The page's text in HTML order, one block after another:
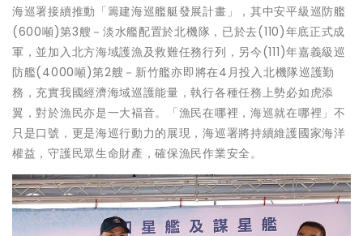
海巡署接續推動「籌建海巡艦艇發展計畫」，其中安平級巡防艦
(600噸)第3艘－淡水艦配置於北機隊，已於去(110)年底正式成
軍，並加入北方海域護漁及救難任務行列，另今(111)年嘉義級巡
防艦(4000噸)第2艘－新竹艦亦即將在4月投入北機隊巡護勤
務，充實我國經濟海域巡護能量，執行各種任務上勢必如虎添
翼，對於漁民亦是一大褔音。「漁民在哪裡，海巡就在哪裡」不
只是口號，更是海巡行動力的展現，海巡署將持續維護國家海洋
權益，守護民眾生命財產，確保漁民作業安全。